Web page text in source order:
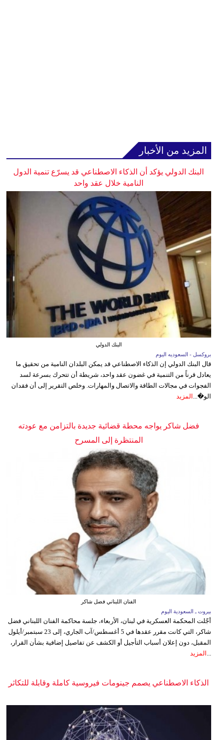
المزيد من الأخبار
البنك الدولي يؤكد أن الذكاء الاصطناعي قد يسرّع تنمية الدول
النامية خلال عقد واحد
البنك الدولي
بروكسل - السعوديه اليوم
قال البنك الدولي إن الذكاء الاصطناعي قد يمكن البلدان النامية من تحقيق ما
يعادل قرناً من التنمية في غضون عقد واحد، شريطة أن تتحرك بسرعة لسد
الفجوات في مجالات الطاقة والاتصال والمهارات. وخلص التقرير إلى أن فقدان
الو�...
المزيد
فضل شاكر يواجه محطة قضائية جديدة بالتزامن مع عودته
المنتظرة إلى المسرح
الفنان اللبناني فضل شاكر
بيروت ـ السعودية اليوم
أجّلت المحكمة العسكرية في لبنان، الأربعاء، جلسة محاكمة الفنان اللبناني فضل
شاكر، التي كانت مقرر عقدها في 5 أغسطس/آب الجاري، إلى 23 سبتمبر/أيلول
المقبل، دون إعلان أسباب التأجيل أو الكشف عن تفاصيل إضافية بشأن القرار،
المزيد
الذكاء الاصطناعي يصمم جينومات فيروسية كاملة وقابلة للتكاثر